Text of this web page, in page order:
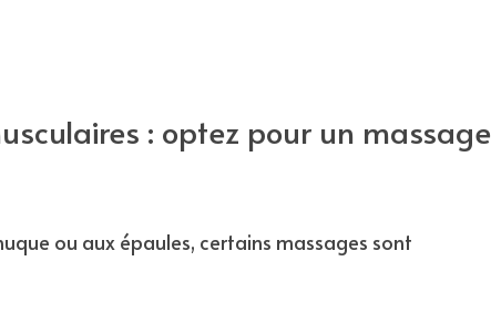
: optez pour un massage
ou aux épaules, certains massages sont